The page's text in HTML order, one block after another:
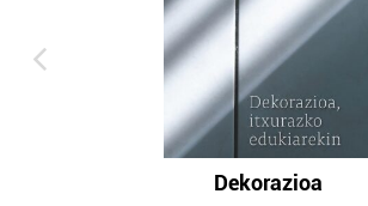
Dekorazioa